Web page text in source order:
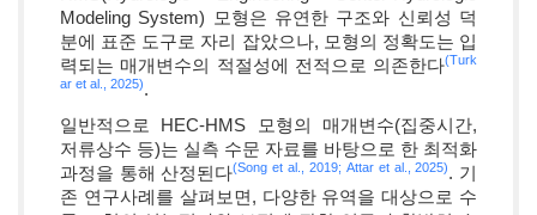
Modeling System) 모형은 유연한 구조와 신뢰성 덕
분에 표준 도구로 자리 잡았으나, 모형의 정확도는 입
력되는 매개변수의 적절성에 전적으로 의존한다(Turk
ar et al., 2025).
일반적으로 HEC-HMS 모형의 매개변수(집중시간,
저류상수 등)는 실측 수문 자료를 바탕으로 한 최적화
과정을 통해 산정된다(Song et al., 2019; Attar et al., 2025). 기
존 연구사례를 살펴보면, 다양한 유역을 대상으로 수